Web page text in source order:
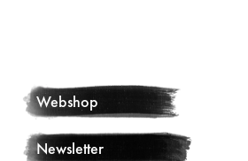
Webshop
Newsletter